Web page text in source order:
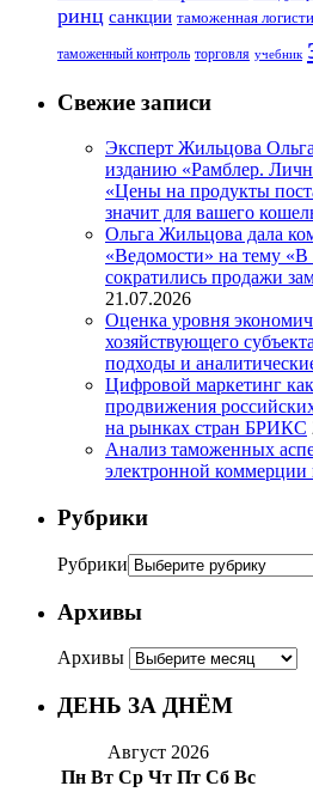
ринц санкции таможенная
таможенный контроль торговля учебник
Свежие записи
Эксперт Жильцова
изданию «Рамблер.
«Цены на продукты
значит для вашего
Ольга Жильцова дала
«Ведомости» на тему «В
сократились продажи
21.07.2026
Оценка уровня
хозяйствующего
подходы и
Цифровой маркетинг
продвижения
на рынках стран БРИКС
Анализ таможенных
электронной коммерции
Рубрики
Рубрики
Архивы
Архивы
ДЕНЬ ЗА ДНЁМ
Август 2026
Пн Вт Ср Чт Пт Сб Вс